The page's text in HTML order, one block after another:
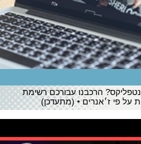
הרכבנו עבורכם רשימת
על פי ז׳אנרים • (מתעדכן)